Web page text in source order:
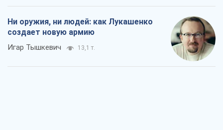
Ни оружия, ни людей: как Лукашенко
создает новую армию
Игар Тышкевич 13,1 т.